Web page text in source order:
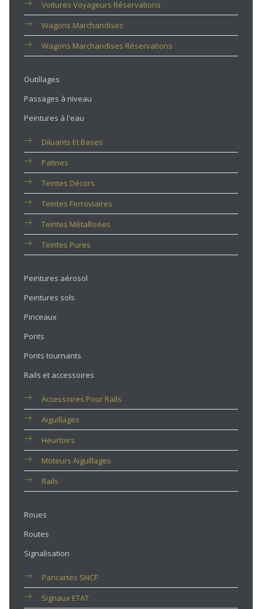
Voitures Voyageurs Réservations
Wagons Marchandises
Wagons Marchandises Réservations
Outillages
Passages à niveau
Peintures à l'eau
Diluants Et Bases
Patines
Teintes Décors
Teintes Ferroviaires
Teintes Métallisées
Teintes Pures
Peintures aérosol
Peintures sols
Pinceaux
Ponts
Ponts tournants
Rails et accessoires
Accessoires Pour Rails
Aiguillages
Heurtoirs
Moteurs Aiguillages
Rails
Roues
Routes
Signalisation
Pancartes SNCF
Signaux ETAT